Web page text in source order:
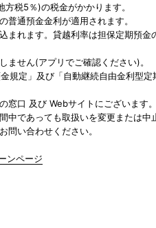
税5％)の税金がかかります。
通預金金利が適用されます。
まれます。貸越利率は担保定期預金
せん(アプリでご確認ください)。
規定」及び「自動継続自由金利型
口 及び Webサイトにございます。
であっても取扱いを変更または中
問い合わせください。
ンページ